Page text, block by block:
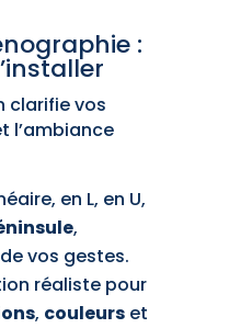
:
clarifie vos
l’ambiance
en L, en U,
,
vos gestes.
réaliste pour
, couleurset